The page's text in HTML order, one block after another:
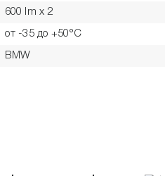
600 lm x 2
от -35 до +50°С
BMW